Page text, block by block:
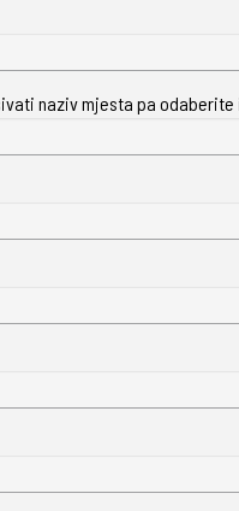
naziv mjesta pa odaberite